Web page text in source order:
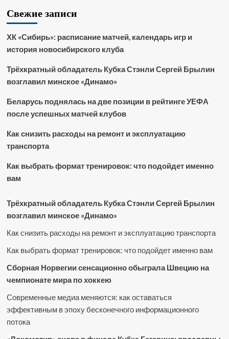
Свежие записи
ХК «Сибирь»: расписание матчей, календарь игр и
история новосибирского клуба
Трёхкратный обладатель Кубка Стэнли Сергей Брылин
возглавил минское «Динамо»
Беларусь поднялась на две позиции в рейтинге УЕФА
после успешных матчей клубов
Как снизить расходы на ремонт и эксплуатацию
транспорта
Как выбрать формат тренировок: что подойдет именно
вам
Трёхкратный обладатель Кубка Стэнли Сергей Брылин
возглавил минское «Динамо»
Как снизить расходы на ремонт и эксплуатацию транспорта
Как выбрать формат тренировок: что подойдет именно вам
Сборная Норвегии сенсационно обыграла Швецию на
чемпионате мира по хоккею
Современные медиа меняются: как оставаться
эффективным в эпоху бесконечного информационного
потока